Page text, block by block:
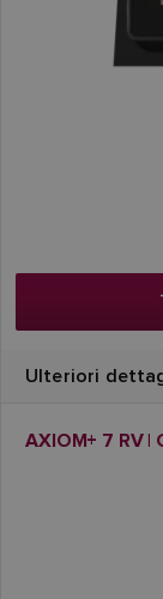
Ulteriori
AXIOM+ 7 RV |